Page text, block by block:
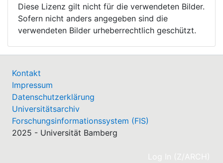
Diese Lizenz gilt nicht für die verwendeten Bilder.
Sofern nicht anders angegeben sind die
verwendeten Bilder urheberrechtlich geschützt.
Kontakt
Impressum
Datenschutzerklärung
Universitätsarchiv
Forschungsinformationssystem (FIS)
2025 - Universität Bamberg
Log In (Z/ARCH)